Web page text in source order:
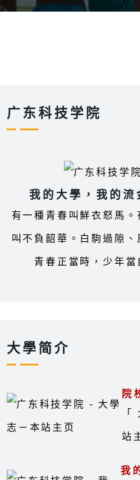
广东科技学院
我的大學，我的流
有一種青春叫鮮衣怒馬。
叫不負韶華。白駒過隙、
青春正當時，少年當
大學简介
院
「
站
我